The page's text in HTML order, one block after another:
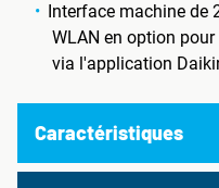
Interface machine de
WLAN en option
via l'application
Caractéristiques